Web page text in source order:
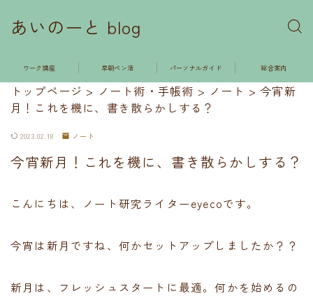
あいのーと blog
ワーク講座 早朝ペン活 パーソナルガイド 総合案内
トップページ > ノート術・手帳術 > ノート > 今宵新
月！これを機に、書き散らかしする？
2023.02.18 ノート
今宵新月！これを機に、書き散らかしする？
こんにちは、ノート研究ライターeyecoです。
今宵は新月ですね、何かセットアップしましたか？？
新月は、フレッシュスタートに最適。何かを始めるの